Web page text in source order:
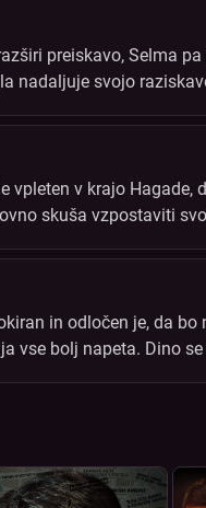
preiskavo, Selma
nadaljuje svojo
vpleten v krajo
skuša vzpostaviti
in odločen je, da
vse bolj napeta. Dino